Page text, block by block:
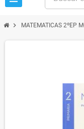
chevron_right MATEMATICAS 2ºEP